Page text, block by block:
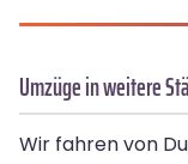
Umzüge in weitere
Wir fahren von